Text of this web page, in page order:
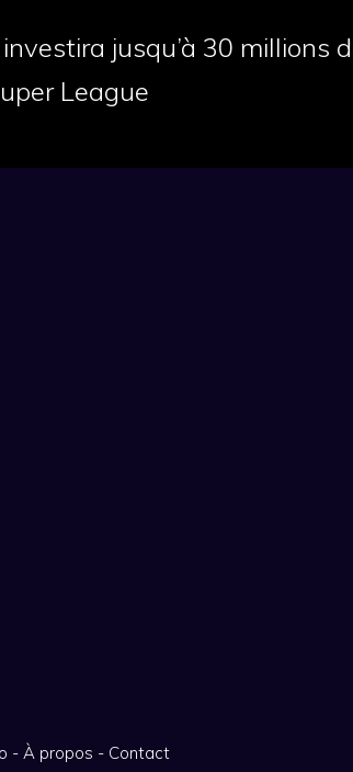
jusqu’à 30 millions
League
- À propos - Contact